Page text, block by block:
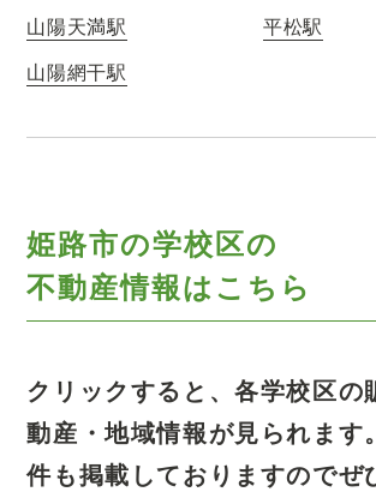
山陽天満駅
平松駅
山陽網干駅
姫路市の学校区の
不動産情報はこちら
クリックすると、各学校区の
動産・地域情報が見られます。
件も掲載しておりますのでぜ